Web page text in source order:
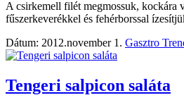
A csirkemell filét megmossuk, kockára
fűszerkeverékkel és fehérborssal
Dátum: 2012.november 1. Gasztro
Tengeri salpicon saláta